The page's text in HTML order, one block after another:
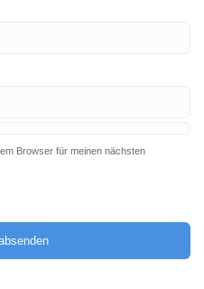
Browser für meinen nächsten